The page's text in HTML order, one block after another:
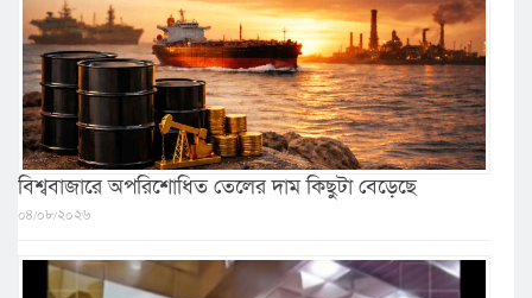
বিশ্ববাজারে অপরিশোধিত তেলের দাম কিছুটা বেড়েছে
০৪/০৮/২০২৬